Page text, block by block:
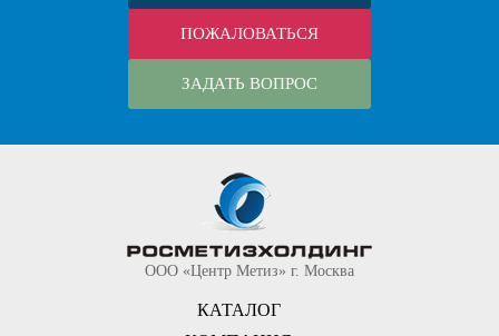
ПОЖАЛОВАТЬСЯ
ЗАДАТЬ ВОПРОС
ООО «Центр Метиз» г. Москва
КАТАЛОГ